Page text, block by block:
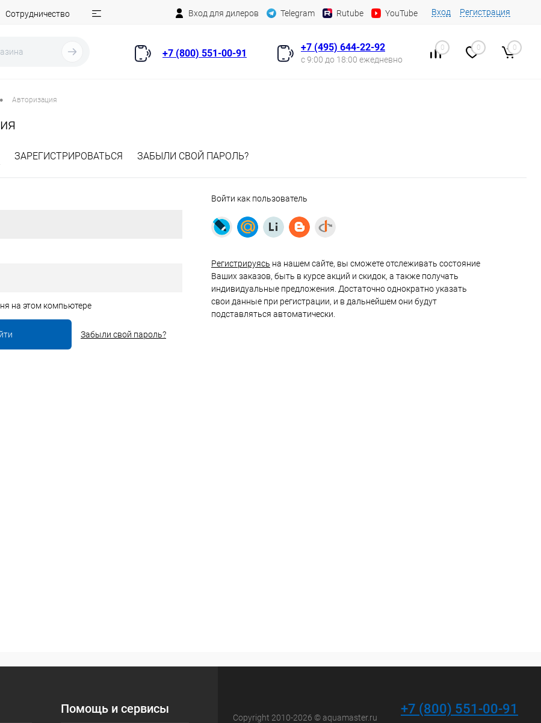
Сотрудничество Вход для дилеров Telegram Rutube YouTube Вход Регистрация
+7 (800) 551-00-91
+7 (495) 644-22-92
с 9:00 до 18:00 ежедневно
0 0 0
• Авторизация
ЗАРЕГИСТРИРОВАТЬСЯ ЗАБЫЛИ СВОЙ ПАРОЛЬ?
на этом компьютере
Забыли свой пароль?
Войти как пользователь
Регистрируясь на нашем сайте, вы сможете отслеживать состояние
Ваших заказов, быть в курсе акций и скидок, а также получать
индивидуальные предложения. Достаточно однократно указать
свои данные при регистрации, и в дальнейшем они будут
подставляться автоматически.
Помощь и сервисы
Copyright 2010-2026 © aquamaster.ru
+7 (800) 551-00-91